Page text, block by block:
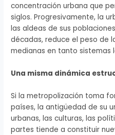
concentración urbana que
siglos. Progresivamente, la
las aldeas de sus
décadas, reduce el peso de
medianas en tanto sistemas
Una misma dinámica
Si la metropolización toma
países, la antigüedad de su
urbanas, las culturas, las
partes tiende a constituir